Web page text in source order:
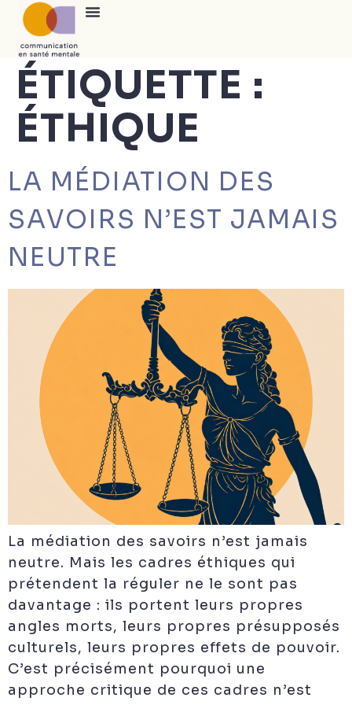
ÉTIQUETTE :
ÉTHIQUE
LA MÉDIATION DES
SAVOIRS N’EST JAMAIS
NEUTRE
La médiation des savoirs n’est jamais
neutre. Mais les cadres éthiques qui
prétendent la réguler ne le sont pas
davantage : ils portent leurs propres
angles morts, leurs propres présupposés
culturels, leurs propres effets de pouvoir.
C’est précisément pourquoi une
approche critique de ces cadres n’est